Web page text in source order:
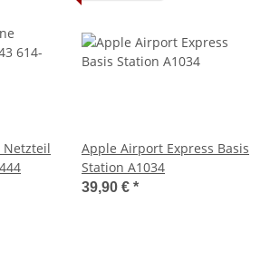
Netzteil
Apple Airport Express Basis
Station A1034
39,90 € *